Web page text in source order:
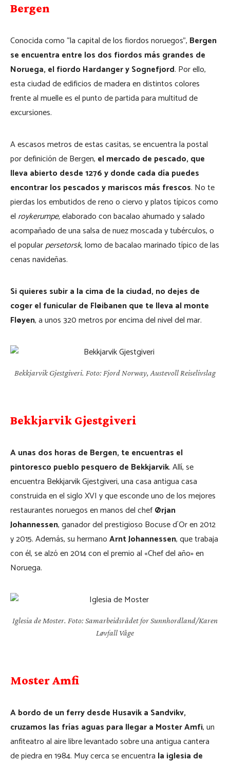
Bergen
Conocida como “la capital de los fiordos noruegos”, Bergen
se encuentra entre los dos fiordos más grandes de
Noruega, el fiordo Hardanger y Sognefjord. Por ello,
esta ciudad de edificios de madera en distintos colores
frente al muelle es el punto de partida para multitud de
excursiones.
A escasos metros de estas casitas, se encuentra la postal
por definición de Bergen, el mercado de pescado, que
lleva abierto desde 1276 y donde cada día puedes
encontrar los pescados y mariscos más frescos. No te
pierdas los embutidos de reno o ciervo y platos típicos como
el roykerumpe,elaborado con bacalao ahumado y salado
acompañado de una salsa de nuez moscada y tubérculos, o
el popularpersetorsk, lomo de bacalao marinado típico de las
cenas navideñas.
Si quieres subir a la cima de la ciudad, no dejes de
coger el funicular de Fløibanen que te lleva al monte
Fløyen, a unos 320 metros por encima del nivel del mar.
Bekkjarvik Gjestgiveri. Foto: Fjord Norway, Austevoll Reiselivslag
Bekkjarvik Gjestgiveri
A unas dos horas de Bergen, te encuentras el
pintoresco pueblo pesquero de Bekkjarvik. Allí, se
encuentra Bekkjarvik Gjestgiveri, una casa antigua casa
construida en el siglo XVI y que esconde uno de los mejores
restaurantes noruegos en manos del chefØrjan
Johannessen, ganador del prestigioso Bocuse d´Or en 2012
y 2015. Además, su hermanoArnt Johannessen, que trabaja
con él, se alzó en 2014 con el premio al «Chef del año» en
Noruega.
Iglesia de Moster. Foto: Samarbeidsrådet for Sunnhordland/Karen
Løvfall Våge
Moster Amfi
A bordo de un ferry desde Husavik a Sandvikv,
cruzamos las frías aguas para llegar a Moster Amfi, un
anfiteatro al aire libre levantado sobre una antigua cantera
de piedra en 1984. Muy cerca se encuentra la iglesia de